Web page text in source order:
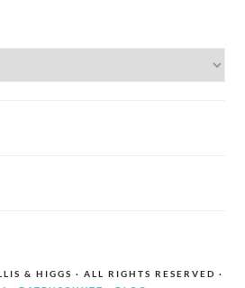
& HIGGS · ALL RIGHTS RESERVED ·